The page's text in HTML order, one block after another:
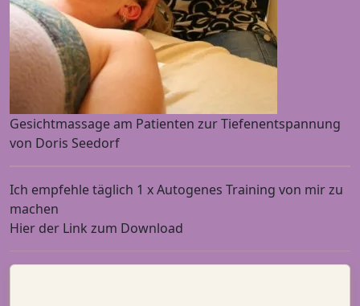
Gesichtmassage am Patienten zur Tiefenentspannung
von Doris Seedorf
Ich empfehle täglich 1 x Autogenes Training von mir zu
machen
Hier der Link zum Download